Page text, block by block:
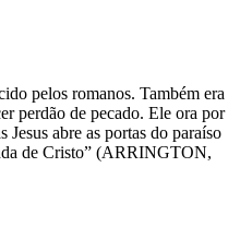
pelos romanos. Também era
perdão de pecado. Ele ora por
abre as portas do paraíso
de Cristo” (ARRINGTON,